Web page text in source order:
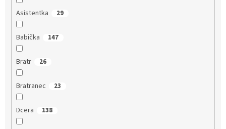
Asistentka 29
Babička 147
Bratr 26
Bratranec 23
Dcera 138